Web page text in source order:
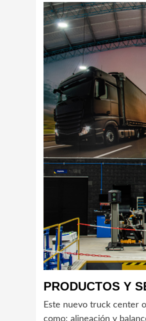
PRODUCTOS Y
Este nuevo truck center
como: alineación y